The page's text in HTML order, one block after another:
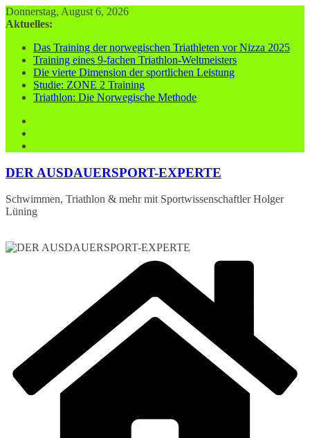
Zum
Inhalt
Donnerstag, August 6, 2026
Aktuelles:
Das Training der norwegischen Triathleten vor Nizza 2025
Training eines 9-fachen Triathlon-Weltmeisters
Die vierte Dimension der sportlichen Leistung
Studie: ZONE 2 Training
Triathlon: Die Norwegische Methode
DER AUSDAUERSPORT-EXPERTE
Schwimmen, Triathlon & mehr mit Sportwissenschaftler Holger
Lüning